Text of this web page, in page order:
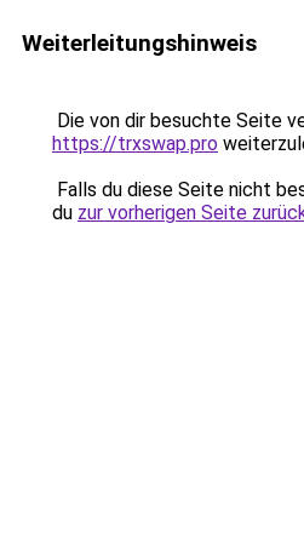
Weiterleitungshinweis
Die von dir besuchte Seite
https://trxswap.pro
Falls du diese Seite nicht
du zur vorherigen Seite